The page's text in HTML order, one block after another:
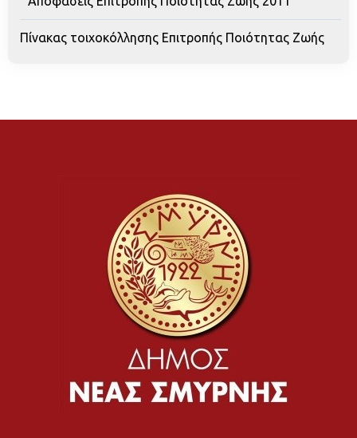
Πίνακας τοιχοκόλλησης Επιτροπής Ποιότητας Ζωής